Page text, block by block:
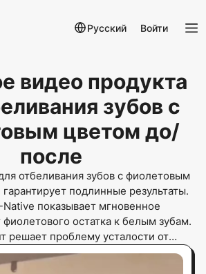
Русский Войти
видео продукта
зубов с
цветом до/
после
отбеливания зубов с фиолетовым
подлинные результаты.
показывает мгновенное
остатка к белым зубам.
решает проблему усталости от
использования реальных авторов.
TikTok и аудитории Gen-Z в США.